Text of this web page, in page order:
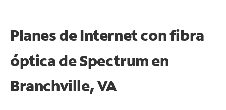
Planes de Internet con fibra
óptica de Spectrum en
Branchville, VA